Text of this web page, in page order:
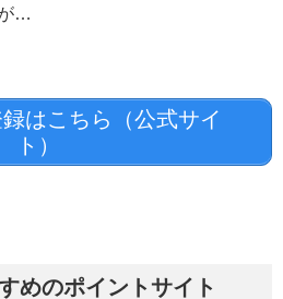
…
はこちら（公式サイ
ト）
めのポイントサイト